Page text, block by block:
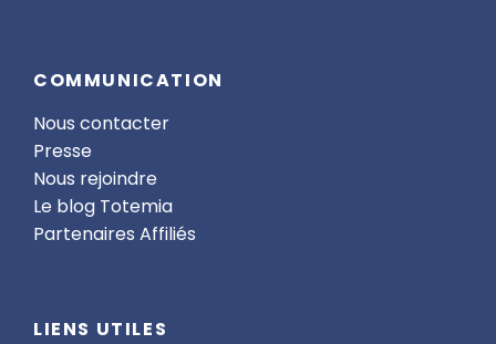
COMMUNICATION
Nous contacter
Presse
Nous rejoindre
Le blog Totemia
Partenaires Affiliés
LIENS UTILES